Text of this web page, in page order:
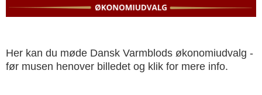
Her kan du møde Dansk Varmblods økonomiudvalg -
før musen henover billedet og klik for mere info.